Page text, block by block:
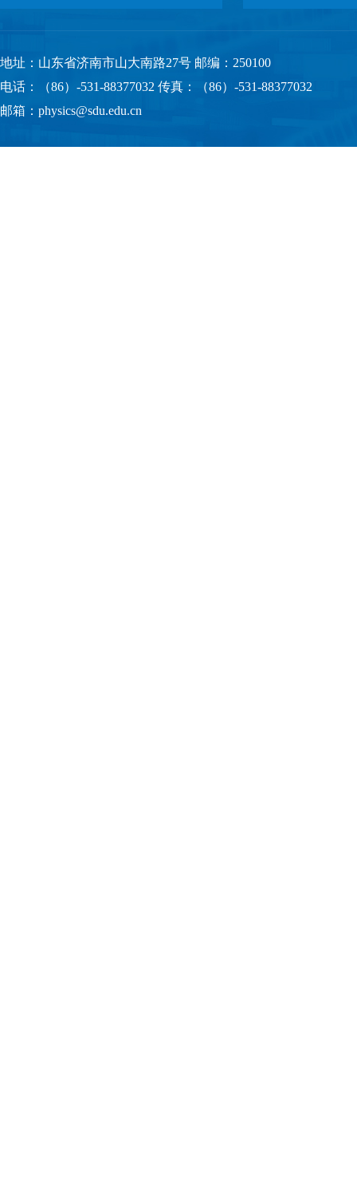
地址：山东省济南市山大南路27号 邮编：250100
电话：（86）-531-88377032 传真：（86）-531-88377032
邮箱：physics@sdu.edu.cn